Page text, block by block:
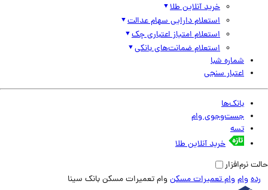
خرید آنلاین طلا
استعلام دارایی سهام عدالت
استعلام امتیاز اعتباری چک
استعلام ضمانت‌های بانکی
شماره شبا
اعتبار سنجی
بانک‌ها
جست‌وجوی وام
تسه
خرید آنلاین طلا
وام وام تعمیرات مسکنوام تعمیرات مسکن بانک سینا